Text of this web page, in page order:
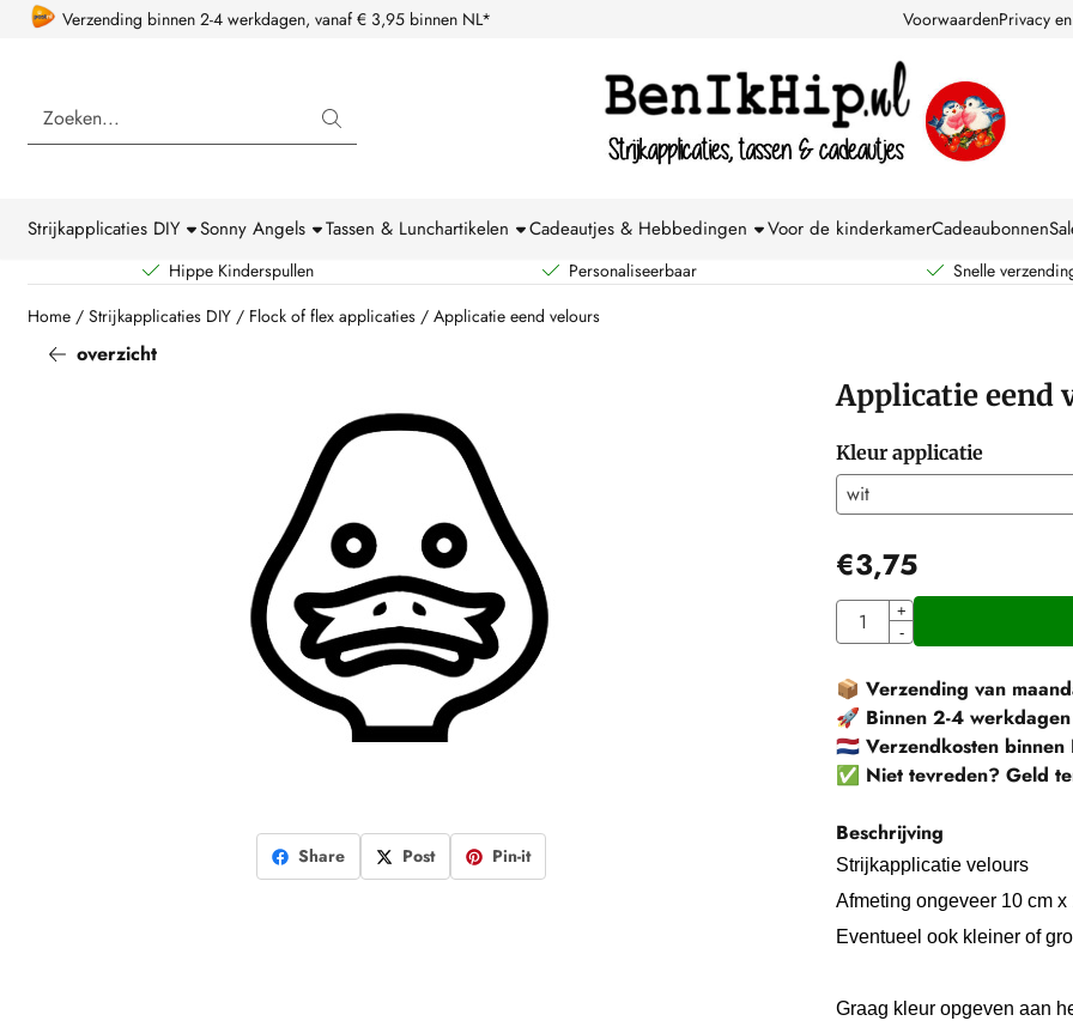
Cookievoorkeuren zijn beschikbaar. Kies instellingen of sta alle cookies toe.
Verzending binnen 2-4 werkdagen, vanaf € 3,95 binnen NL* VoorwaardenPrivacy
Zoeken
Strijkapplicaties DIY Sonny Angels Tassen & Lunchartikelen Cadeautjes & Hebbedingen Voor de kinderkamerCadeaubonnen
Hippe Kinderspullen Personaliseerbaar Snelle
Home / Strijkapplicaties DIY / Flock of flex applicaties / Applicatie eend velours
overzicht
Share Post Pin-it
Applicatie eend
Kleur applicatie
€3,75
Aantal
+
-
📦 Verzending van
🚀 Binnen 2-4
🇳🇱 Verzendkosten
✅ Niet tevreden? Geld
Beschrijving
Strijkapplicatie velours
Afmeting ongeveer 10 cm x
Eventueel ook kleiner of
Graag kleur opgeven aan